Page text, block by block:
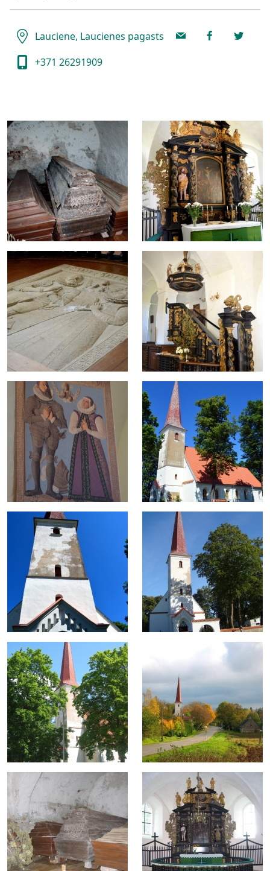
Lauciene, Laucienes pagasts
+371 26291909